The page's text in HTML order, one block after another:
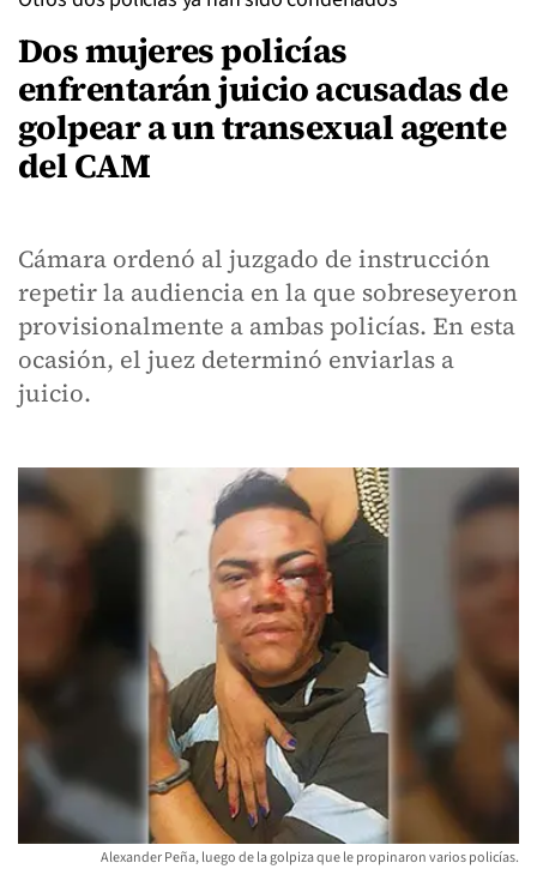
Dos mujeres policías
enfrentarán juicio acusadas de
golpear a un transexual agente
del CAM
Cámara ordenó al juzgado de instrucción
repetir la audiencia en la que sobreseyeron
provisionalmente a ambas policías. En esta
ocasión, el juez determinó enviarlas a
juicio.
Alexander Peña, luego de la golpiza que le propinaron varios policías.